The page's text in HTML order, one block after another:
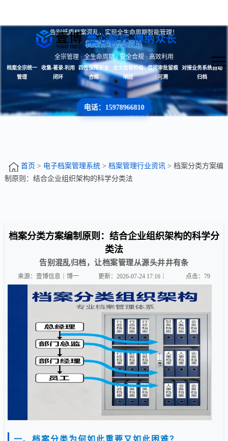
壹心软件 博纳众长
告别纸质档案混乱，实现全生命周期智能管理！
档案管理行业资讯
全宗管理 · 全生命周期 · 安全合规 · 高效利用
档案全宗统一
管理
收集-著录-利用
闭环
四性保障安全
合规
全文检索秒级
响应
借阅审批留痕
可溯
对接业务系统自动
归档
电话：15978966810
首页 > 电子档案管理系统> 档案管理行业资讯> 档案分类方案编
制原则：结合企业组织架构的科学分类法
档案分类方案编制原则：结合企业组织架构的科学分
类法
告别混乱归档，让档案管理从源头井井有条
来源：壹博信息｜博一 更新：2026-07-24 17:16｜ 点击：79
一、档案分类为何如此重要又如此困难？